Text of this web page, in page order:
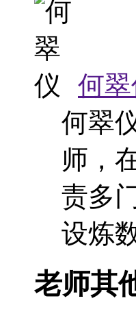
何翠
何翠
师，
责多
设炼
老师其